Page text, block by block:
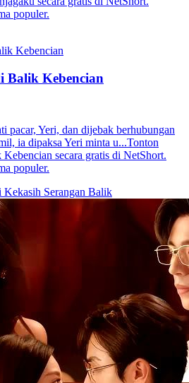
populer.
Balik Kebencian
pacar, Yeri, dan dijebak berhubungan
ia dipaksa Yeri minta u...Tonton
secara gratis di NetShort.
populer.
Kekasih Serangan Balik